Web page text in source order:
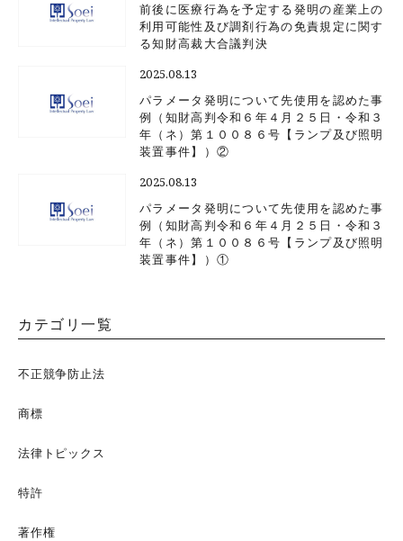
前後に医療行為を予定する発明の産業上の
利用可能性及び調剤行為の免責規定に関す
る知財高裁大合議判決
2025.08.13
パラメータ発明について先使用を認めた事
例（知財高判令和６年４月２５日・令和３
年（ネ）第１００８６号【ランプ及び照明
装置事件】）②
2025.08.13
パラメータ発明について先使用を認めた事
例（知財高判令和６年４月２５日・令和３
年（ネ）第１００８６号【ランプ及び照明
装置事件】）①
カテゴリ一覧
不正競争防止法
商標
法律トピックス
特許
著作権